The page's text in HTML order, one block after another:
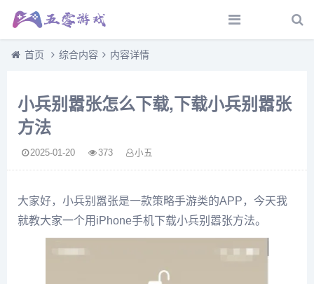
首页 综合内容 内容详情
小兵别嚣张怎么下载,下载小兵别嚣张
方法
2025-01-20 373 小五
大家好，小兵别嚣张是一款策略手游类的APP，今天我
就教大家一个用iPhone手机下载小兵别嚣张方法。